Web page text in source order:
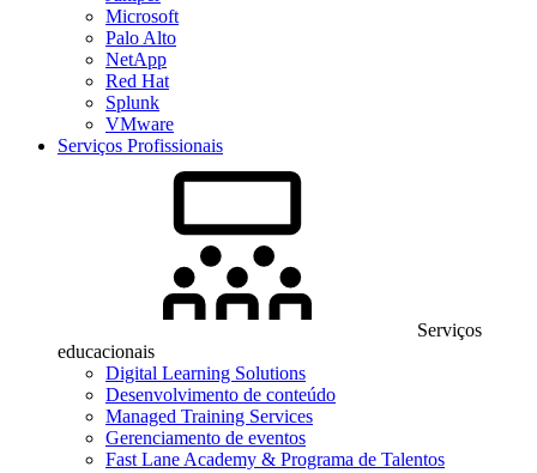
Microsoft
Palo Alto
NetApp
Red Hat
Splunk
VMware
Serviços Profissionais
Serviços
educacionais
Digital Learning Solutions
Desenvolvimento de conteúdo
Managed Training Services
Gerenciamento de eventos
Fast Lane Academy & Programa de Talentos